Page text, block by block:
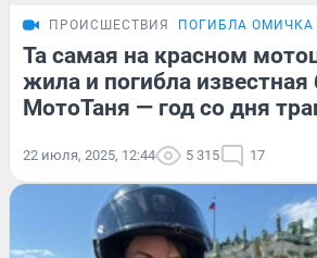
ПРОИСШЕСТВИЯ ПОГИБЛА ОМИЧКА
Та самая на красном
жила и погибла
МотоТаня — год со дня
22 июля, 2025, 12:44 5 315 17